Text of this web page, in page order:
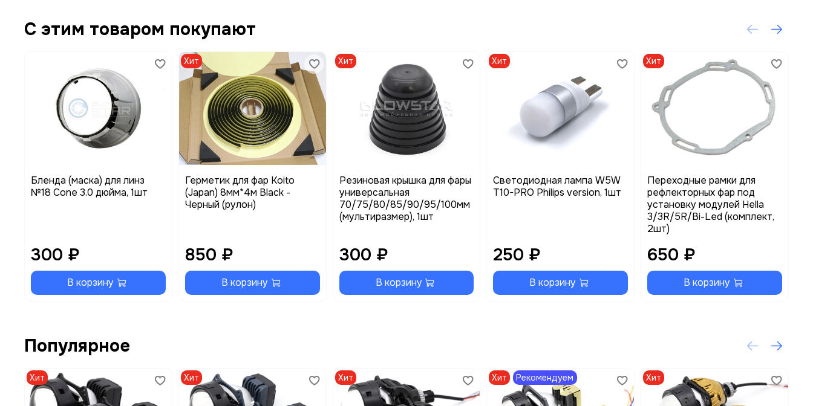
С этим товаром покупают
Бленда (маска) для линз
№18 Cone 3.0 дюйма, 1шт
300 ₽
В корзину
Хит
Герметик для фар Koito
(Japan) 8мм*4м Black -
Черный (рулон)
850 ₽
В корзину
Хит
Резиновая крышка для фары
универсальная
70/75/80/85/90/95/100мм
(мультиразмер), 1шт
300 ₽
В корзину
Хит
Светодиодная лампа W5W
T10-PRO Philips version, 1шт
250 ₽
В корзину
Хит
Переходные рамки для
рефлекторных фар под
установку модулей Hella
3/3R/5R/Bi-Led (комплект,
2шт)
650 ₽
В корзину
Популярное
Хит Хит Хит Хит Рекомендуем Хит